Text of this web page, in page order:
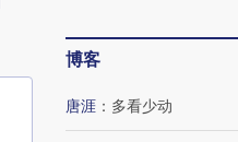
博客
唐涯 ： 多看少动